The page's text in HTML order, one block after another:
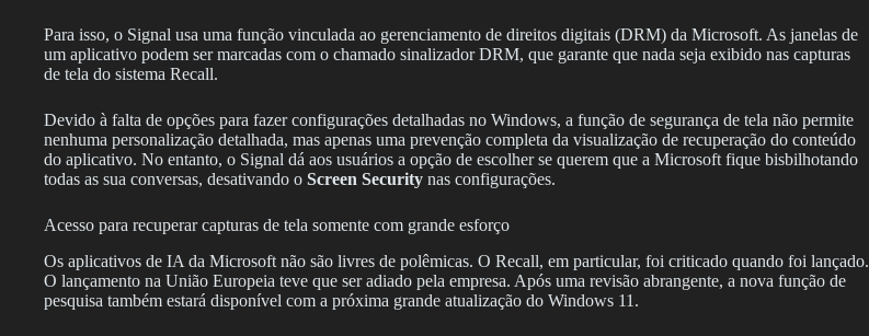
Para isso, o Signal usa uma função vinculada ao gerenciamento de direitos digitais (DRM) da Microsoft. As janelas de
um aplicativo podem ser marcadas com o chamado sinalizador DRM, que garante que nada seja exibido nas capturas
de tela do sistema Recall.
Devido à falta de opções para fazer configurações detalhadas no Windows, a função de segurança de tela não permite
nenhuma personalização detalhada, mas apenas uma prevenção completa da visualização de recuperação do conteúdo
do aplicativo. No entanto, o Signal dá aos usuários a opção de escolher se querem que a Microsoft fique bisbilhotando
todas as sua conversas, desativando o Screen Security nas configurações.
Acesso para recuperar capturas de tela somente com grande esforço
Os aplicativos de IA da Microsoft não são livres de polêmicas. O Recall, em particular, foi criticado quando foi lançado.
O lançamento na União Europeia teve que ser adiado pela empresa. Após uma revisão abrangente, a nova função de
pesquisa também estará disponível com a próxima grande atualização do Windows 11.